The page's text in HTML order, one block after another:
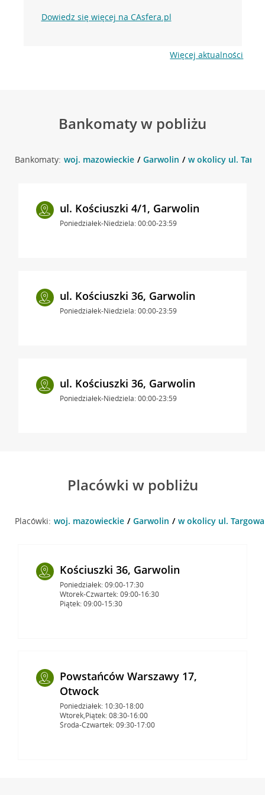
Dowiedz się więcej na CAsfera.pl
Więcej aktualności
Bankomaty w pobliżu
Bankomaty: woj. mazowieckie Garwolin w okolicy ul.
ul. Kościuszki 4/1, Garwolin
Poniedziałek-Niedziela: 00:00-23:59
ul. Kościuszki 36, Garwolin
Poniedziałek-Niedziela: 00:00-23:59
ul. Kościuszki 36, Garwolin
Poniedziałek-Niedziela: 00:00-23:59
Placówki w pobliżu
Placówki: woj. mazowieckie Garwolin w okolicy ul.
Kościuszki 36, Garwolin
Poniedziałek: 09:00-17:30
Wtorek-Czwartek: 09:00-16:30
Piątek: 09:00-15:30
Powstańców Warszawy 17,
Otwock
Poniedziałek: 10:30-18:00
Wtorek,Piątek: 08:30-16:00
Środa-Czwartek: 09:30-17:00